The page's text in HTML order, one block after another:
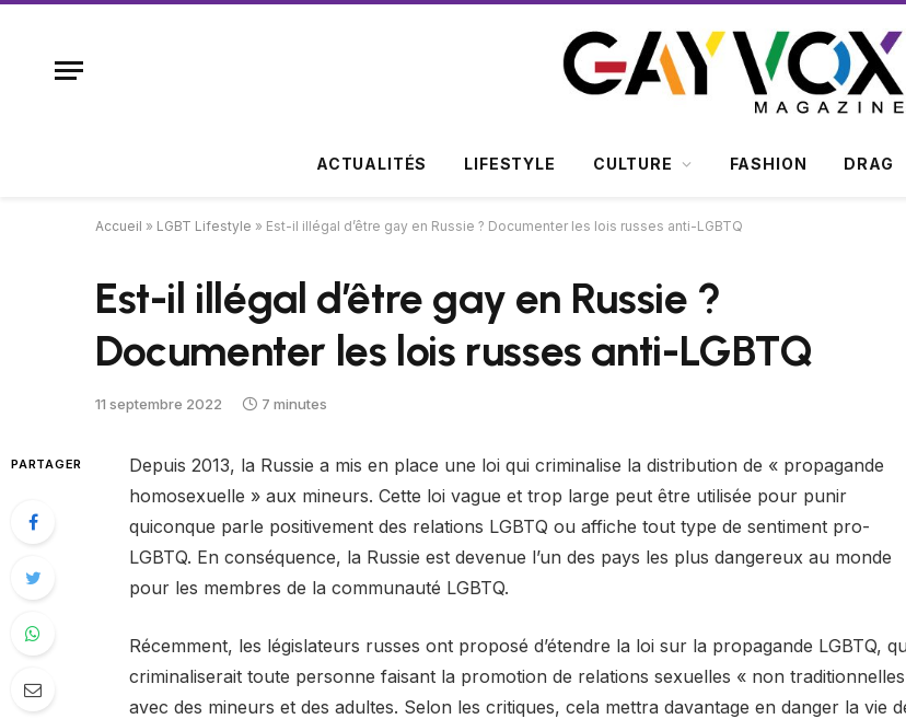
ACTUALITÉS LIFESTYLE CULTURE FASHION DRAG
Accueil » LGBT Lifestyle » Est-il illégal d’être gay en Russie ? Documenter les lois russes anti-LGBTQ
Est-il illégal d’être gay en Russie ?
Documenter les lois russes anti-LGBTQ
11 septembre 2022 7 minutes
PARTAGER
Depuis 2013, la Russie a mis en place une loi qui criminalise la distribution de « propagande
homosexuelle » aux mineurs. Cette loi vague et trop large peut être utilisée pour punir
quiconque parle positivement des relations LGBTQ ou affiche tout type de sentiment pro-
LGBTQ. En conséquence, la Russie est devenue l’un des pays les plus dangereux au monde
pour les membres de la communauté LGBTQ.
Récemment, les législateurs russes ont proposé d’étendre la loi sur la propagande LGBTQ,
criminaliserait toute personne faisant la promotion de relations sexuelles « non
avec des mineurs et des adultes. Selon les critiques, cela mettra davantage en danger la vie